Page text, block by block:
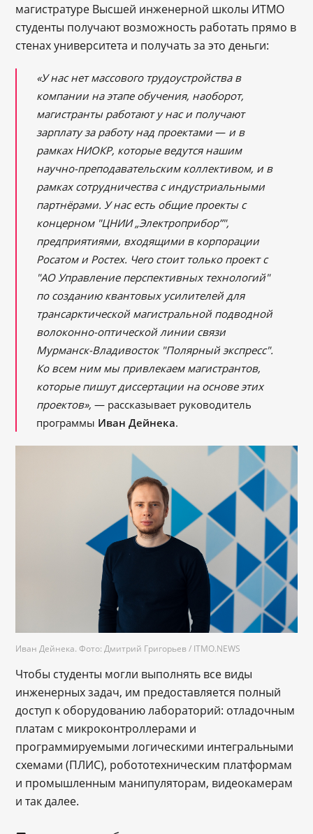
магистратуре Высшей инженерной школы ИТМО
студенты получают возможность работать прямо в
стенах университета и получать за это деньги:
«У нас нет массового трудоустройства в
компании на этапе обучения, наоборот,
магистранты работают у нас и получают
зарплату за работу над проектами— и в
рамках НИОКР, которые ведутся нашим
научно-преподавательским коллективом, и в
рамках сотрудничества с индустриальными
партнёрами. У нас есть общие проекты с
концерном "ЦНИИ „Электроприбор”",
предприятиями, входящими в корпорации
Росатом и Ростех. Чего стоит только проект с
"АО Управление перспективных технологий"
по созданию квантовых усилителей для
трансарктической магистральной подводной
волоконно-оптической линии связи
Мурманск-Владивосток "Полярный экспресс".
Ко всем ним мы привлекаем магистрантов,
которые пишут диссертации на основе этих
проектов»,— рассказывает руководитель
программы Иван Дейнека.
Иван Дейнека. Фото: Дмитрий Григорьев / ITMO.NEWS
Чтобы студенты могли выполнять все виды
инженерных задач, им предоставляется полный
доступ к оборудованию лабораторий: отладочным
платам с микроконтроллерами и
программируемыми логическими интегральными
схемами (ПЛИС), робототехническим платформам
и промышленным манипуляторам, видеокамерам
и так далее.